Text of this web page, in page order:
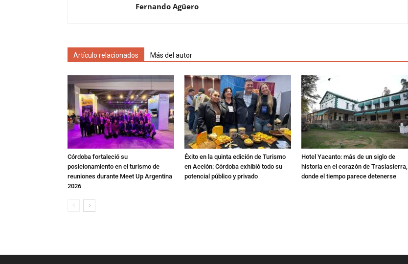
Fernando Agüero
Artículo relacionados Más del autor
Córdoba fortaleció su
posicionamiento en el turismo de
reuniones durante Meet Up Argentina
2026
Éxito en la quinta edición de Turismo
en Acción: Córdoba exhibió todo su
potencial público y privado
Hotel Yacanto: más de un siglo de
historia en el corazón de Traslasierra,
donde el tiempo parece detenerse